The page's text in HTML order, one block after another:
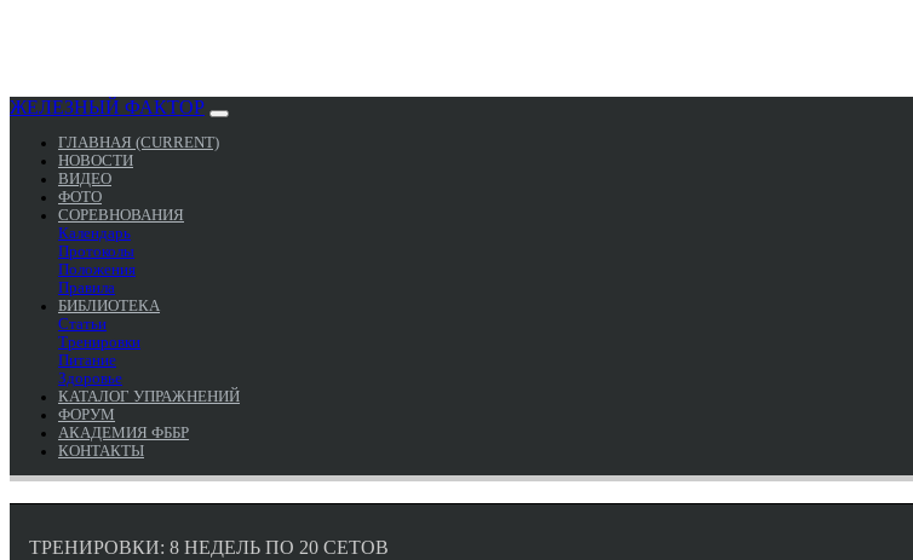
ЖЕЛЕЗНЫЙ ФАКТОР
ГЛАВНАЯ (CURRENT)
НОВОСТИ
ВИДЕО
ФОТО
СОРЕВНОВАНИЯ
Календарь
Протоколы
Положения
Правила
БИБЛИОТЕКА
Статьи
Тренировки
Питание
Здоровье
КАТАЛОГ УПРАЖНЕНИЙ
ФОРУМ
АКАДЕМИЯ ФББР
КОНТАКТЫ
ТРЕНИРОВКИ: 8 НЕДЕЛЬ ПО 20 СЕТОВ